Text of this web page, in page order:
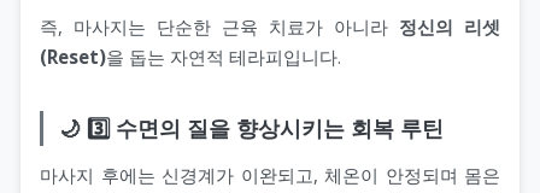
즉, 마사지는 단순한 근육 치료가 아니라 정신의 리셋
(Reset)을 돕는 자연적 테라피입니다.
🌙 3️⃣ 수면의 질을 향상시키는 회복 루틴
마사지 후에는 신경계가 이완되고, 체온이 안정되며 몸은